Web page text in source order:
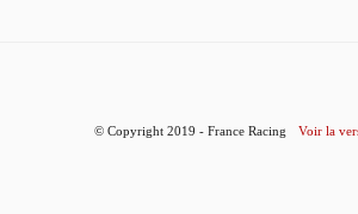
© Copyright 2019 - France Racing Voir la